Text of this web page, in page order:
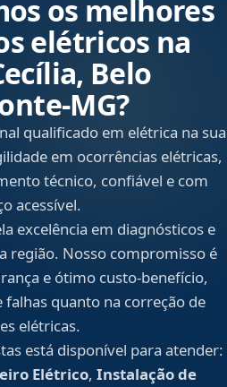
os melhores
elétricos na
Belo
qualificado em elétrica na sua
em ocorrências elétricas,
técnico, confiável e com
acessível.
excelência em diagnósticos e
região. Nosso compromisso é
e ótimo custo-benefício,
quanto na correção de
elétricas.
está disponível para atender:
Elétrico, Instalação de